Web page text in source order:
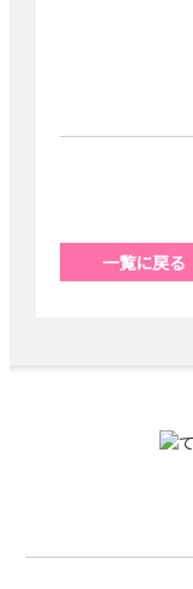
一覧に戻る